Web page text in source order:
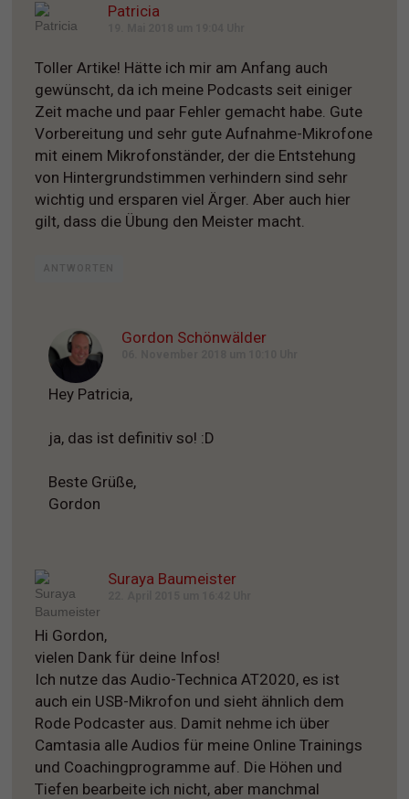
Patricia
Toller Artike! Hätte ich mir am Anfang auch
gewünscht, da ich meine Podcasts seit einiger
Zeit mache und paar Fehler gemacht habe. Gute
Vorbereitung und sehr gute Aufnahme-Mikrofone
mit einem Mikrofonständer, der die Entstehung
von Hintergrundstimmen verhindern sind sehr
wichtig und ersparen viel Ärger. Aber auch hier
gilt, dass die Übung den Meister macht.
ANTWORTEN
Gordon Schönwälder
Hey Patricia,
ja, das ist definitiv so! :D
Beste Grüße,
Gordon
Suraya Baumeister
Hi Gordon,
vielen Dank für deine Infos!
Ich nutze das Audio-Technica AT2020, es ist
auch ein USB-Mikrofon und sieht ähnlich dem
Rode Podcaster aus. Damit nehme ich über
Camtasia alle Audios für meine Online Trainings
und Coachingprogramme auf. Die Höhen und
Tiefen bearbeite ich nicht, aber manchmal